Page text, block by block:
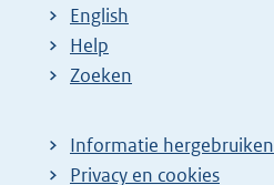
English
Help
Zoeken
Informatie hergebruiken
Privacy en cookies